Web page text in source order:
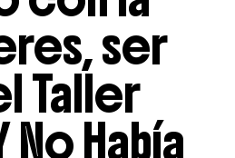
ser
Taller
Había